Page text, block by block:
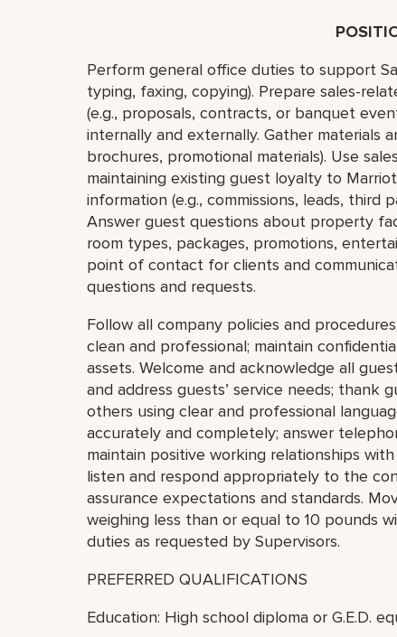
Perform general office duties to support
typing, faxing, copying). Prepare sales-
(e.g., proposals, contracts, or banquet
internally and externally. Gather materials
brochures, promotional materials). Use
maintaining existing guest loyalty to
information (e.g., commissions, leads, third
Answer guest questions about property
room types, packages, promotions,
point of contact for clients and
questions and requests.
Follow all company policies and
clean and professional; maintain
assets. Welcome and acknowledge all
and address guests’ service needs; thank
others using clear and professional
accurately and completely; answer
maintain positive working relationships
listen and respond appropriately to the
assurance expectations and standards.
weighing less than or equal to 10 pounds
duties as requested by Supervisors.
PREFERRED QUALIFICATIONS
Education: High school diploma or G.E.D.